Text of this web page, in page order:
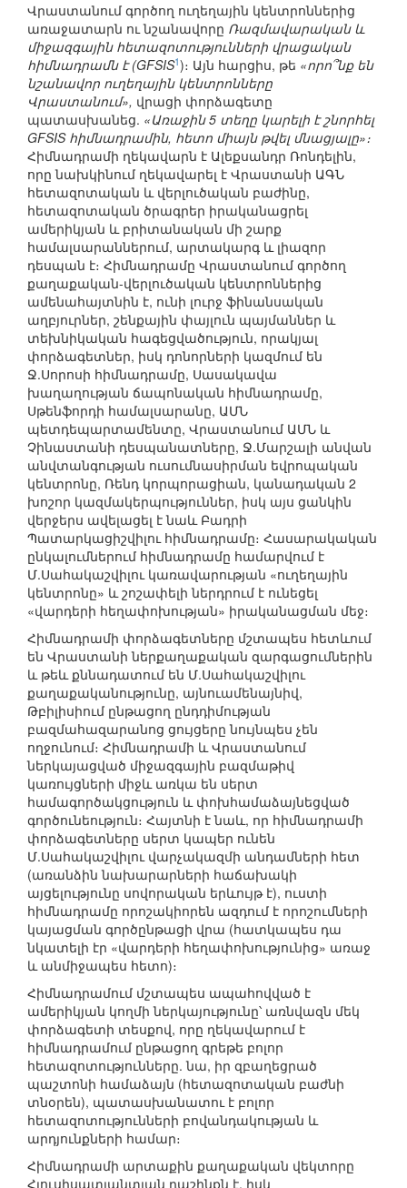
Վրաստանում գործող ուղեղային կենտրոններից
առաջատարն ու նշանավորը Ռազմավարական և
միջազգային հետազոտությունների վրացական
հիմնադրամն է (GFSIS1)։ Այն հարցիս, թե «որո՞նք են
նշանավոր ուղեղային կենտրոնները
Վրաստանում», վրացի փորձագետը
պատասխանեց. «Առաջին 5 տեղը կարելի է շնորհել
GFSIS հիմնադրամին, հետո միայն թվել մնացյալը»։
Հիմնադրամի ղեկավարն է Ալեքսանդր Ռոնդելին,
որը նախկինում ղեկավարել է Վրաստանի ԱԳՆ
հետազոտական և վերլուծական բաժինը,
հետազոտական ծրագրեր իրականացրել
ամերիկյան և բրիտանական մի շարք
համալսարաններում, արտակարգ և լիազոր
դեսպան է։ Հիմնադրամը Վրաստանում գործող
քաղաքական-վերլուծական կենտրոններից
ամենահայտնին է, ունի լուրջ ֆինանսական
աղբյուրներ, շենքային փայլուն պայմաններ և
տեխնիկական հագեցվածություն, որակյալ
փորձագետներ, իսկ դոնորների կազմում են
Ջ.Սորոսի հիմնադրամը, Սասակավա
խաղաղության ճապոնական հիմնադրամը,
Սթենֆորդի համալսարանը, ԱՄՆ
պետդեպարտամենտը, Վրաստանում ԱՄՆ և
Չինաստանի դեսպանատները, Ջ.Մարշալի անվան
անվտանգության ուսումնասիրման եվրոպական
կենտրոնը, Ռենդ կորպորացիան, կանադական 2
խոշոր կազմակերպություններ, իսկ այս ցանկին
վերջերս ավելացել է նաև Բադրի
Պատարկացիշվիլու հիմնադրամը։ Հասարակական
ընկալումներում հիմնադրամը համարվում է
Մ.Սահակաշվիլու կառավարության «ուղեղային
կենտրոնը» և շոշափելի ներդրում է ունեցել
«վարդերի հեղափոխության» իրականացման մեջ։
Հիմնադրամի փորձագետները մշտապես հետևում
են Վրաստանի ներքաղաքական զարգացումներին
և թեև քննադատում են Մ.Սահակաշվիլու
քաղաքականությունը, այնուամենայնիվ,
Թբիլիսիում ընթացող ընդդիմության
բազմահազարանոց ցույցերը նույնպես չեն
ողջունում։ Հիմնադրամի և Վրաստանում
ներկայացված միջազգային բազմաթիվ
կառույցների միջև առկա են սերտ
համագործակցություն և փոխհամաձայնեցված
գործունեություն։ Հայտնի է նաև, որ հիմնադրամի
փորձագետները սերտ կապեր ունեն
Մ.Սահակաշվիլու վարչակազմի անդամների հետ
(առանձին նախարարների հաճախակի
այցելությունը սովորական երևույթ է), ուստի
հիմնադրամը որոշակիորեն ազդում է որոշումների
կայացման գործընթացի վրա (հատկապես դա
նկատելի էր «վարդերի հեղափոխությունից» առաջ
և անմիջապես հետո)։
Հիմնադրամում մշտապես ապահովված է
ամերիկյան կողմի ներկայությունը՝ առնվազն մեկ
փորձագետի տեսքով, որը ղեկավարում է
հիմնադրամում ընթացող գրեթե բոլոր
հետազոտությունները. նա, իր զբաղեցրած
պաշտոնի համաձայն (հետազոտական բաժնի
տնօրեն), պատասխանատու է բոլոր
հետազոտությունների բովանդակության և
արդյունքների համար։
Հիմնադրամի արտաքին քաղաքական վեկտորը
Հյուսիսատլանտյան դաշինքն է, իսկ